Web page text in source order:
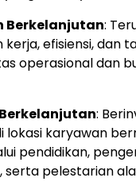
Berkelanjutan:
efisiensi, dan
operasional dan
:
lokasi karyawan
pendidikan,
serta pelestarian